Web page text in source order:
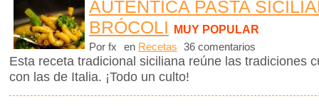
AUTÉNTICA PASTA
BRÓCOLI
MUY POPULAR
Por fx en Recetas 36 comentarios
Esta receta tradicional siciliana reúne las tradiciones
con las de Italia. ¡Todo un culto!